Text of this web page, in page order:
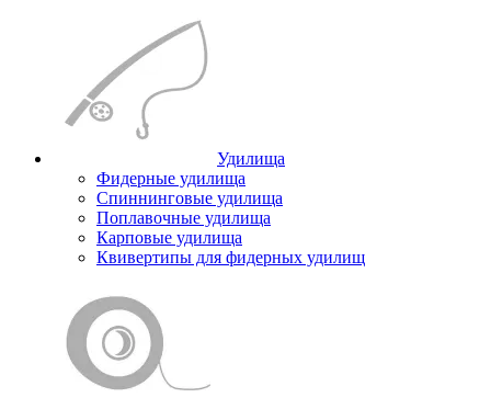
Удилища
Фидерные удилища
Спиннинговые удилища
Поплавочные удилища
Карповые удилища
Квивертипы для фидерных удилищ